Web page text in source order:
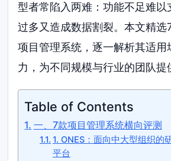
型者常陷入两难：功能不足难以
过多又造成数据割裂。本文精选
项目管理系统，逐一解析其适用
力，为不同规模与行业的团队提
Table of Contents
一、7款项目管理系统横向评测
1. ONES：面向中大型组织的
平台